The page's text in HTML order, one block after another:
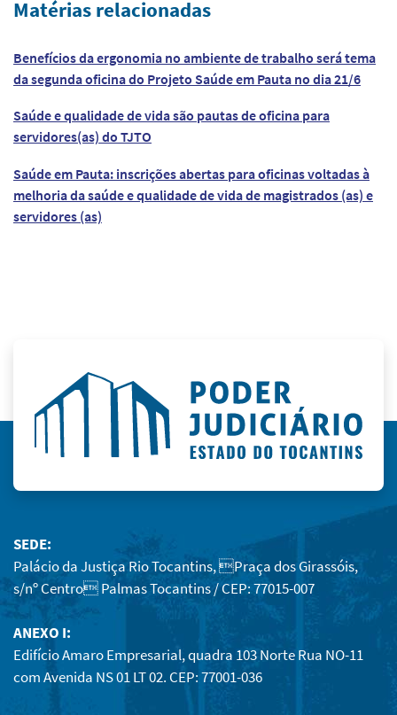
Matérias relacionadas
Benefícios da ergonomia no ambiente de trabalho será tema
da segunda oficina do Projeto Saúde em Pauta no dia 21/6
Saúde e qualidade de vida são pautas de oficina para
servidores(as) do TJTO
Saúde em Pauta: inscrições abertas para oficinas voltadas à
melhoria da saúde e qualidade de vida de magistrados (as) e
servidores (as)
SEDE:
Palácio da Justiça Rio Tocantins, Praça dos Girassóis,
s/nº Centro Palmas Tocantins / CEP: 77015-007
ANEXO I:
Edifício Amaro Empresarial, quadra 103 Norte Rua NO-11
com Avenida NS 01 LT 02. CEP: 77001-036